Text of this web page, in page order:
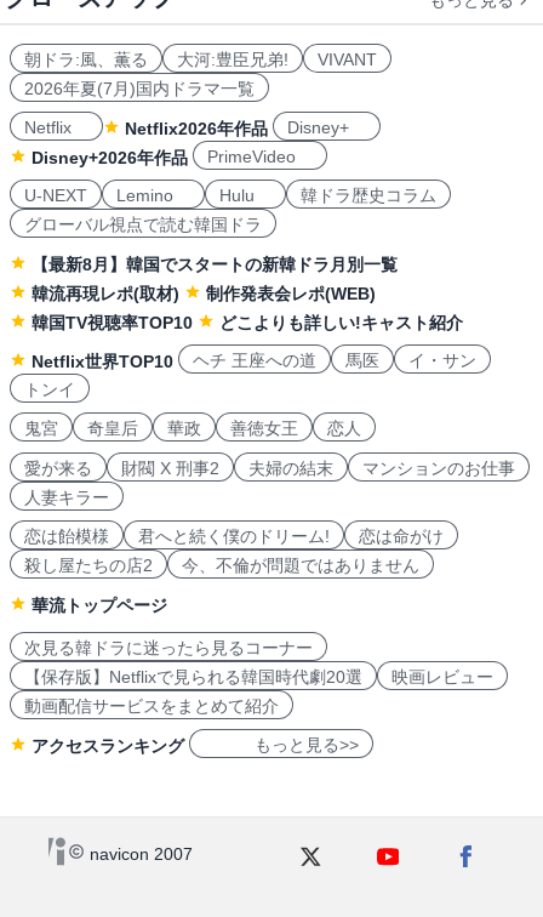
朝ドラ:風、薫る 大河:豊臣兄弟!
VIVANT
2026年夏(7月)国内ドラマ一覧
Netflix
Netflix2026年作品
Disney+
Disney+2026年作品
PrimeVideo
U-NEXT
Lemino Hulu
韓ドラ歴史コラム
グローバル視点で読む韓国ドラ
【最新8月】韓国でスタートの新韓ドラ月別一覧
韓流再現レポ(取材)
制作発表会レポ(WEB)
韓国TV視聴率TOP10
どこよりも詳しい!キャスト紹介
Netflix世界TOP10
ヘチ 王座への道 馬医
イ・サン
トンイ
鬼宮
奇皇后 華政 善徳女王 恋人
愛が来る 財閥 X 刑事2 夫婦の結末
マンションのお仕事
人妻キラー
恋は飴模様
君へと続く僕のドリーム!
恋は命がけ
殺し屋たちの店2
今、不倫が問題ではありません
華流トップページ
次見る韓ドラに迷ったら見るコーナー
【保存版】Netflixで見られる韓国時代劇20選
映画レビュー
動画配信サービスをまとめて紹介
アクセスランキング もっと見る>>
navicon 2007